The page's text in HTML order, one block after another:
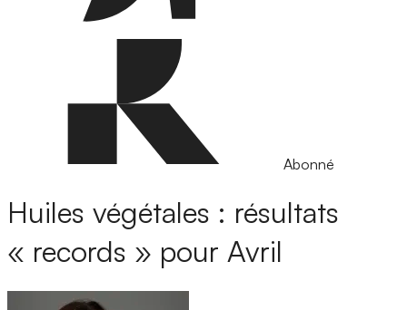
Abonné
Huiles végétales : résultats
« records » pour Avril